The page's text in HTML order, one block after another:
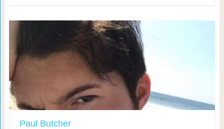
Paul Butcher